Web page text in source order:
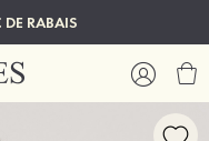
RABAIS